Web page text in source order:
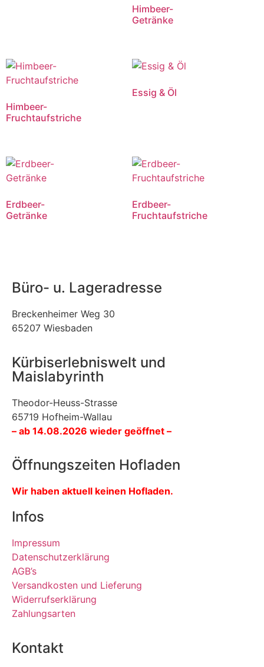
Himbeer-
Getränke
Himbeer-
Fruchtaufstriche
Essig & Öl
Erdbeer-
Getränke
Erdbeer-
Fruchtaufstriche
Büro- u. Lageradresse
Breckenheimer Weg 30
65207 Wiesbaden
Kürbiserlebniswelt und
Maislabyrinth
Theodor-Heuss-Strasse
65719 Hofheim-Wallau
– ab 14.08.2026 wieder geöffnet –
Öffnungszeiten Hofladen
Wir haben aktuell keinen Hofladen.
Infos
Impressum
Datenschutzerklärung
AGB’s
Versandkosten und Lieferung
Widerrufserklärung
Zahlungsarten
Kontakt